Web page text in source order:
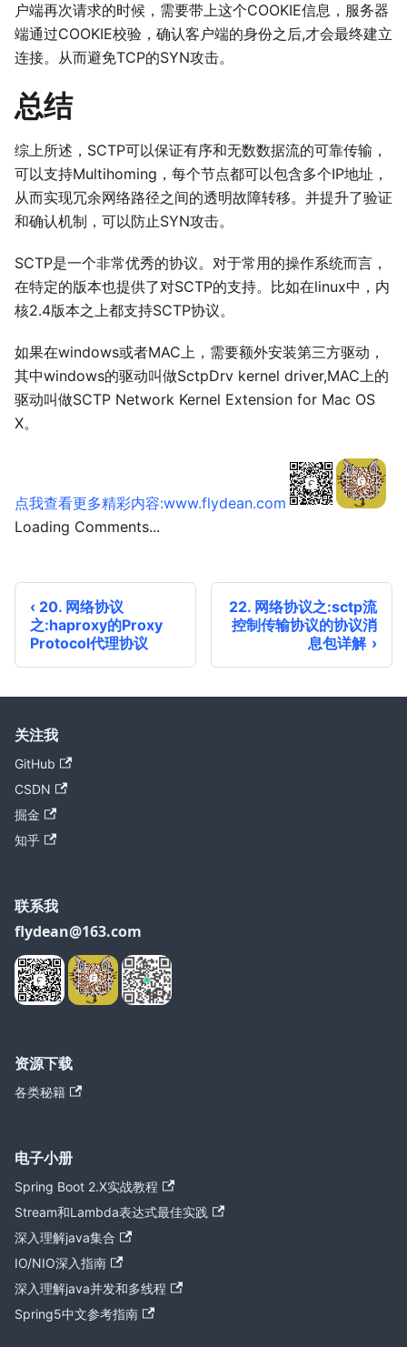
户端再次请求的时候，需要带上这个COOKIE信息，服务器
端通过COOKIE校验，确认客户端的身份之后,才会最终建立
连接。从而避免TCP的SYN攻击。
总结
综上所述，SCTP可以保证有序和无数数据流的可靠传输，
可以支持Multihoming，每个节点都可以包含多个IP地址，
从而实现冗余网络路径之间的透明故障转移。并提升了验证
和确认机制，可以防止SYN攻击。
SCTP是一个非常优秀的协议。对于常用的操作系统而言，
在特定的版本也提供了对SCTP的支持。比如在linux中，内
核2.4版本之上都支持SCTP协议。
如果在windows或者MAC上，需要额外安装第三方驱动，
其中windows的驱动叫做SctpDrv kernel driver,MAC上的
驱动叫做SCTP Network Kernel Extension for Mac OS
X。
点我查看更多精彩内容:www.flydean.com
Loading Comments...
20. 网络协议
之:haproxy的Proxy
Protocol代理协议
22. 网络协议之:sctp流
控制传输协议的协议消
息包详解
关注我
GitHub
CSDN
掘金
知乎
联系我
flydean@163.com
资源下载
各类秘籍
电子小册
Spring Boot 2.X实战教程
Stream和Lambda表达式最佳实践
深入理解java集合
IO/NIO深入指南
深入理解java并发和多线程
Spring5中文参考指南